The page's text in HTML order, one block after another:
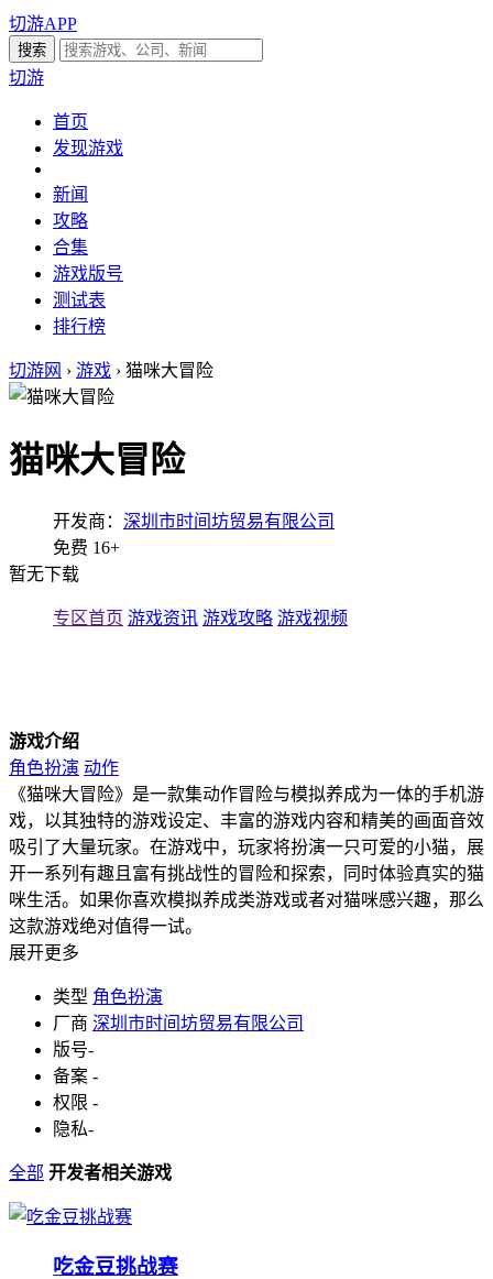
切游APP
切游
首页
发现游戏
新闻
攻略
合集
游戏版号
测试表
排行榜
切游网 › 游戏 › 猫咪大冒险
猫咪大冒险
开发商： 深圳市时间坊贸易有限公司
免费 16+
暂无下载
专区首页 游戏资讯 游戏攻略 游戏视频
游戏介绍
角色扮演 动作
《猫咪大冒险》是一款集动作冒险与模拟养成为一体的手机游
戏，以其独特的游戏设定、丰富的游戏内容和精美的画面音效
吸引了大量玩家。在游戏中，玩家将扮演一只可爱的小猫，展
开一系列有趣且富有挑战性的冒险和探索，同时体验真实的猫
咪生活。如果你喜欢模拟养成类游戏或者对猫咪感兴趣，那么
这款游戏绝对值得一试。
展开更多
类型 角色扮演
厂商 深圳市时间坊贸易有限公司
版号-
备案 -
权限 -
隐私-
全部 开发者相关游戏
吃金豆挑战赛